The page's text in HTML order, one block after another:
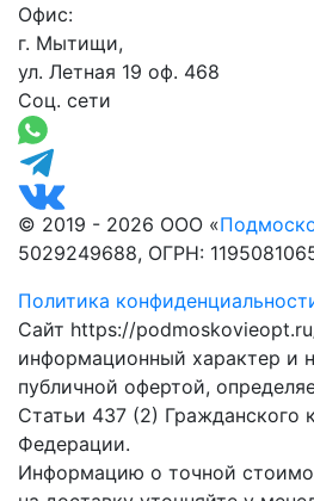
Офис:
г. Мытищи,
ул. Летная 19 оф. 468
Соц. сети
© 2019 - 2026 ООО «
5029249688, ОГРН:
Политика
Сайт https://
информационный характер и
публичной офертой,
Статьи 437 (2) Гражданского
Федерации.
Информацию о точной